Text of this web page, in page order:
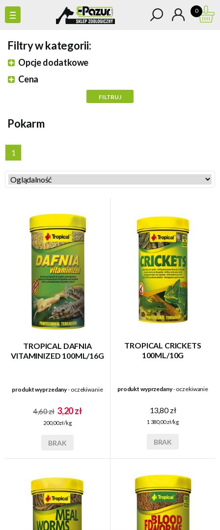
0
Filtry w kategorii:
Opcje dodatkowe
Cena
Pokarm
1
TROPICAL DAFNIA
VITAMINIZED 100ML/16G
produkt wyprzedany- oczekiwanie
4,60 zł 3,20 zł
200,00 zł/kg
BRAK
TROPICAL CRICKETS
100ML/10G
produkt wyprzedany- oczekiwanie
13,80 zł
1 380,00 zł/kg
BRAK